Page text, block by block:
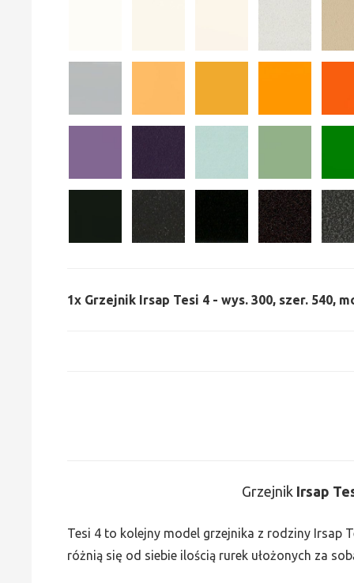
1x Grzejnik Irsap Tesi 4 - wys. 300, szer. 540,
Grzejnik Irsap
Tesi 4 to kolejny model grzejnika z rodziny Irsap
różnią się od siebie ilością rurek ułożonych za